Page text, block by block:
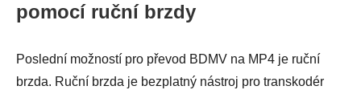
pomocí ruční brzdy
Poslední možností pro převod BDMV na MP4 je ruční
brzda. Ruční brzda je bezplatný nástroj pro transkodér